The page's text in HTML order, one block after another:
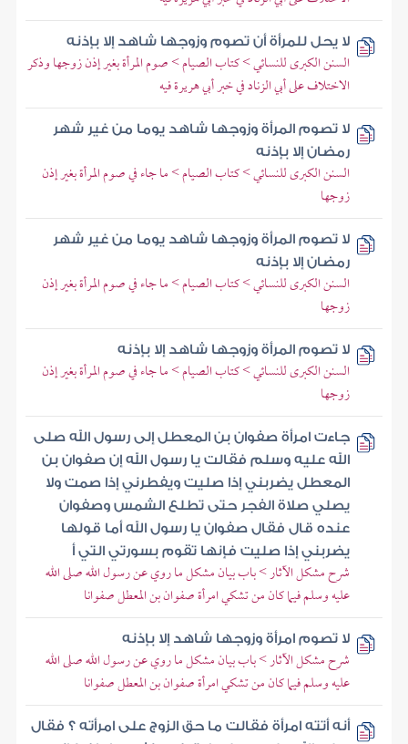
لا يحل للمرأة أن تصوم وزوجها شاهد إلا بإذنه
السنن الكبرى للنسائي > كتاب الصيام > صوم المرأة بغير إذن زوجها وذكر
الاختلاف على أبي الزناد في خبر أبي هريرة فيه
لا تصوم المرأة وزوجها شاهد يوما من غير شهر
رمضان إلا بإذنه
السنن الكبرى للنسائي > كتاب الصيام > ما جاء في صوم المرأة بغير إذن
زوجها
لا تصوم المرأة وزوجها شاهد يوما من غير شهر
رمضان إلا بإذنه
السنن الكبرى للنسائي > كتاب الصيام > ما جاء في صوم المرأة بغير إذن
زوجها
لا تصوم المرأة وزوجها شاهد إلا بإذنه
السنن الكبرى للنسائي > كتاب الصيام > ما جاء في صوم المرأة بغير إذن
زوجها
جاءت امرأة صفوان بن المعطل إلى رسول الله صلى
الله عليه وسلم فقالت يا رسول الله إن صفوان بن
المعطل يضربني إذا صليت ويفطرني إذا صمت ولا
يصلي صلاة الفجر حتى تطلع الشمس وصفوان
عنده قال فقال صفوان يا رسول الله أما قولها
يضربني إذا صليت فإنها تقوم بسورتي التي أ
شرح مشكل الآثار > باب بيان مشكل ما روي عن رسول الله صلى الله
عليه وسلم فيما كان من تشكي امرأة صفوان بن المعطل صفوانا
لا تصوم امرأة وزوجها شاهد إلا بإذنه
شرح مشكل الآثار > باب بيان مشكل ما روي عن رسول الله صلى الله
عليه وسلم فيما كان من تشكي امرأة صفوان بن المعطل صفوانا
أنه أتته امرأة فقالت ما حق الزوج على امرأته ؟ فقال